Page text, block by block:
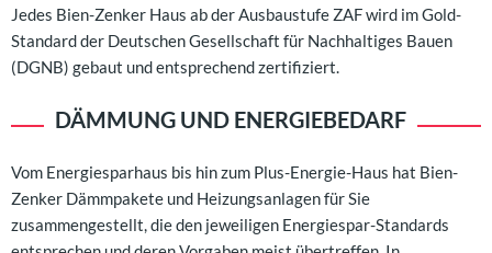
Jedes Bien-Zenker Haus ab der Ausbaustufe ZAF wird im Gold-
Standard der Deutschen Gesellschaft für Nachhaltiges Bauen
(DGNB) gebaut und entsprechend zertifiziert.
DÄMMUNG UND ENERGIEBEDARF
Vom Energiesparhaus bis hin zum Plus-Energie-Haus hat Bien-
Zenker Dämmpakete und Heizungsanlagen für Sie
zusammengestellt, die den jeweiligen Energiespar-Standards